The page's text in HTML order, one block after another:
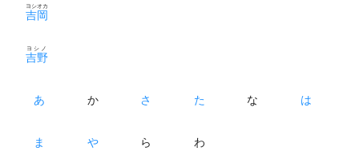
吉岡
ヨシオカ
吉野
ヨシノ
あ か さ た な は
ま や ら わ